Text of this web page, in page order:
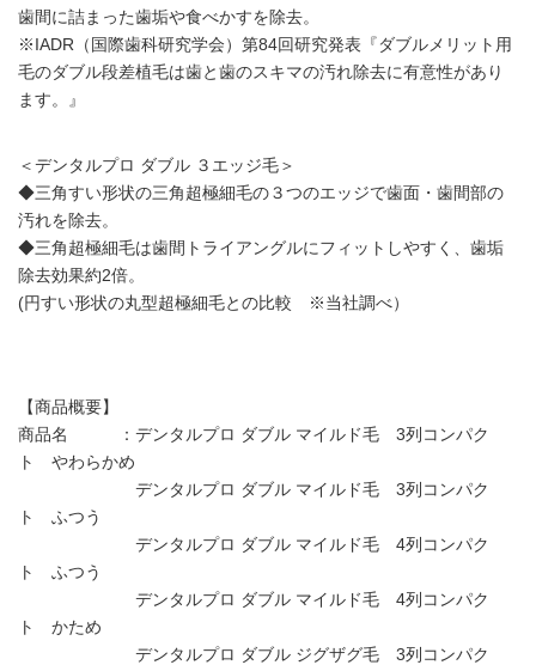
歯間に詰まった歯垢や食べかすを除去。
※IADR（国際歯科研究学会）第84回研究発表『ダブルメリット用
毛のダブル段差植毛は歯と歯のスキマの汚れ除去に有意性があり
ます。』
＜デンタルプロ ダブル ３エッジ毛＞
◆三角すい形状の三角超極細毛の３つのエッジで歯面・歯間部の
汚れを除去。
◆三角超極細毛は歯間トライアングルにフィットしやすく、歯垢
除去効果約2倍。
(円すい形状の丸型超極細毛との比較 ※当社調べ）
【商品概要】
商品名 ：デンタルプロ ダブル マイルド毛 3列コンパク
ト やわらかめ
デンタルプロ ダブル マイルド毛 3列コンパク
ト ふつう
デンタルプロ ダブル マイルド毛 4列コンパク
ト ふつう
デンタルプロ ダブル マイルド毛 4列コンパク
ト かため
デンタルプロ ダブル ジグザグ毛 3列コンパク